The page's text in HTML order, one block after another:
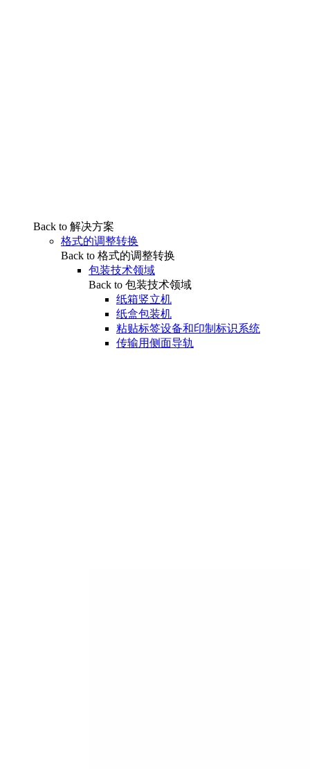
Back to 解决方案
格式的调整转换
Back to 格式的调整转换
包装技术领域
Back to 包装技术领域
纸箱竖立机
纸盒包装机
粘贴标签设备和印制标识系统
传输用侧面导轨